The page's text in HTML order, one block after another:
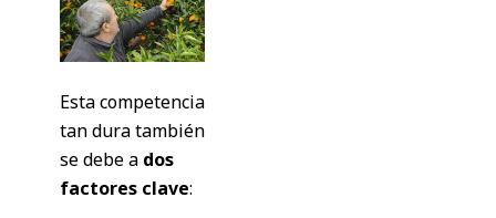
Esta competencia
tan dura también
se debe a dos
factores clave: